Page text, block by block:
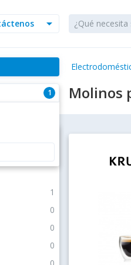
arrow_drop_down
1 Molinos
1
0
0
0